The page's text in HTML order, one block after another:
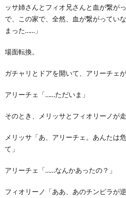
ッサ姉さんとフィオ兄さんと血が繋が
で、この家で、全然、血が繋がってい
まった……」
場面転換。
ガチャリとドアを開いて、アリーチェ
アリーチェ「……ただいま」
そのとき、メリッサとフィオリーノが走
メリッサ「あ、アリーチェ。あんたは
て」
アリーチェ「……なんかあったの？」
フィオリーノ「ああ、あのチンピラが